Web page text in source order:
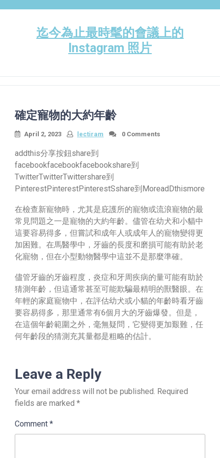
迄今為止最時髦的會議上的
Instagram 照片
確定寵物的大約年齡
April 2, 2023 lectiram 0 Comments
addthis分享按鈕share到
facebookfacebookfacebookshare到
TwitterTwitterTwittershare到
PinterestPinterestPinterestSshare到MoreadDthismore
在檢查新寵物時，尤其是庇護所的寵物或流浪寵物的最
常見問題之一是寵物的大約年齡。儘管在幼犬和小貓中
這要容易得多，但嘗試和成年人或成年人的寵物變得更
加困難。在馬醫學中，牙齒的長度和磨損可能有助於老
化寵物，但在小型動物醫學中這並不是那麼準確。
儘管牙齒的牙齒程度，炎症和牙周疾病的量可能有助於
猜測年齡，但這通常甚至可能欺騙最精明的獸醫眼。在
年輕的家庭寵物中，在評估幼犬或小貓的年齡時看牙齒
要容易得多，那里通常有6個月大的牙齒爆發。但是，
在這個年齡範圍之外，毫無疑問，它變得更加艱難，任
何年齡段的猜測充其量都是粗略的估計。
Leave a Reply
Your email address will not be published. Required
fields are marked *
Comment *